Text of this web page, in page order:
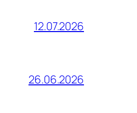
12.07.2026
26.06.2026